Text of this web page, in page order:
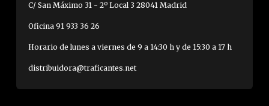
C/ San Máximo 31 - 2º Local 3 28041 Madrid
Oficina 91 933 36 26
Horario de lunes a viernes de 9 a 14:30 h y de 15:30 a 17 h
distribuidora@traficantes.net